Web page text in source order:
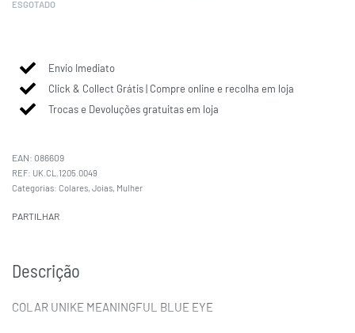
ESGOTADO
Envio Imediato
Click & Collect Grátis | Compre online e recolha em loja
Trocas e Devoluções gratuitas em loja
EAN: 086609
UK.CL.1205.0049
Categorias: Colares, Joias, Mulher
PARTILHAR
Descrição
COLAR UNIKE MEANINGFUL BLUE EYE